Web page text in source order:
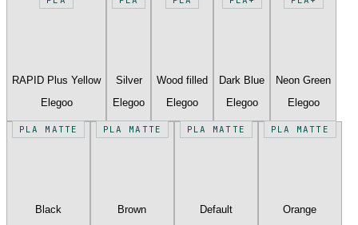
RAPID Plus Yellow
Elegoo
Silver
Elegoo
Wood filled
Elegoo
Dark Blue
Elegoo
Neon Green
Elegoo
PLA MATTE
Black
PLA MATTE
Brown
PLA MATTE
Default
PLA MATTE
Orange